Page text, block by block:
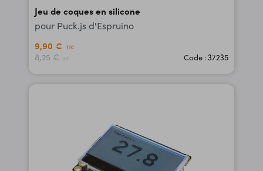
Jeu de coques en silicone
pour Puck.js d'Espruino
9,90 €
TTC
8,25 € HT Code : 37235